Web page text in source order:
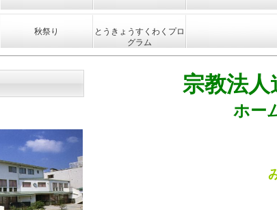
秋祭り
とうきょうすくわくプロ
グラム
宗教法人
ホー